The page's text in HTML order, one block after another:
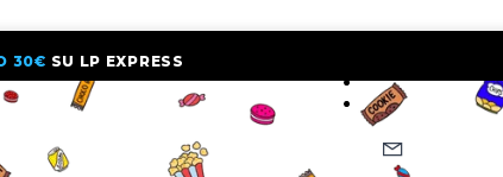
30€ SU LP EXPRESS